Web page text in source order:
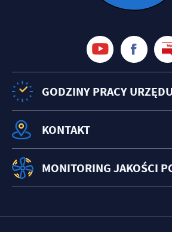
GODZINY PRACY URZĘDU
KONTAKT
MONITORING JAKOŚCI